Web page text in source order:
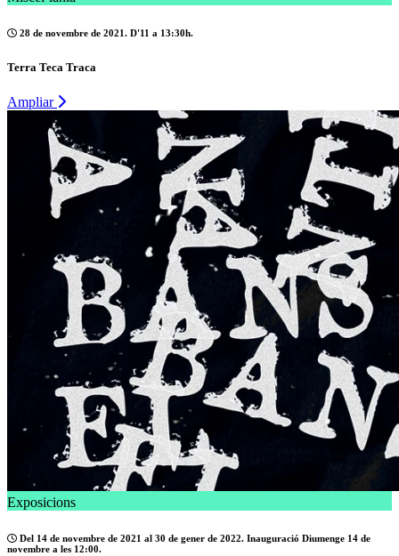
28 de novembre de 2021. D'11 a 13:30h.
Terra Teca Traca
Ampliar
Exposicions
Del 14 de novembre de 2021 al 30 de gener de 2022. Inauguració Diumenge 14 de
novembre a les 12:00.